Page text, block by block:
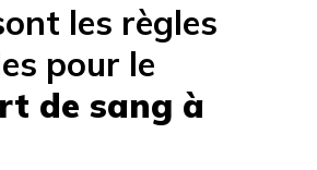
les règles
pour le
de sang à